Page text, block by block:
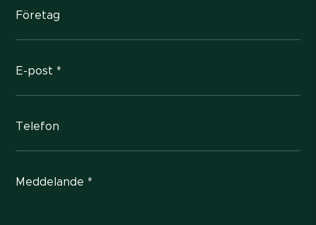
Företag
E-post *
Telefon
Meddelande *